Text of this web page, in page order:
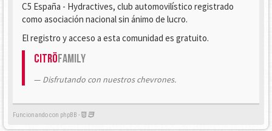
C5 España - Hydractives, club automovilístico registrado
como asociación nacional sin ánimo de lucro.
El registro y acceso a esta comunidad es gratuito.
CitröFamily
Disfrutando con nuestros chevrones.
Funcionando con phpBB -